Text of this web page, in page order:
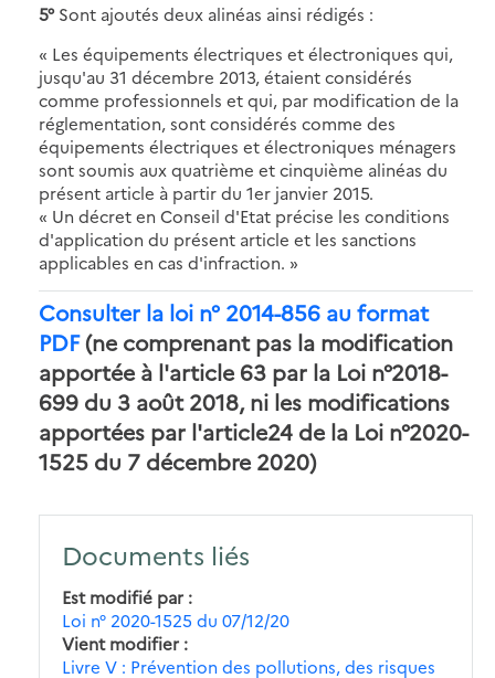
5°Sont ajoutés deux alinéas ainsi rédigés :
« Les équipements électriques et électroniques qui,
jusqu'au 31 décembre 2013, étaient considérés
comme professionnels et qui, par modification de la
réglementation, sont considérés comme des
équipements électriques et électroniques ménagers
sont soumis aux quatrième et cinquième alinéas du
présent article à partir du 1er janvier 2015.
« Un décret en Conseil d'Etat précise les conditions
d'application du présent article et les sanctions
applicables en cas d'infraction. »
Consulter la loi n° 2014-856 au format
PDF(ne comprenant pas la modification
apportée à l'article 63 par la Loi n°2018-
699 du 3 août 2018, ni les modifications
apportées par l'article24 de la Loi n°2020-
1525 du 7 décembre 2020)
Documents liés
Est modifié par
Loi n° 2020-1525 du 07/12/20
Vient modifier
Livre V : Prévention des pollutions, des risques